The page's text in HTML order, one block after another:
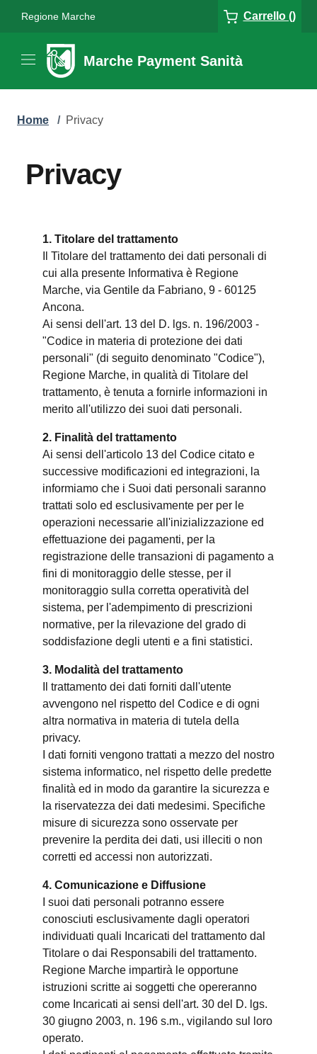
Regione Marche Carrello ()
Marche Payment Sanità
Home / Privacy
Privacy
1. Titolare del trattamento
Il Titolare del trattamento dei dati personali di
cui alla presente Informativa è Regione
Marche, via Gentile da Fabriano, 9 - 60125
Ancona.
Ai sensi dell'art. 13 del D. lgs. n. 196/2003 -
"Codice in materia di protezione dei dati
personali" (di seguito denominato "Codice"),
Regione Marche, in qualità di Titolare del
trattamento, è tenuta a fornirle informazioni in
merito all'utilizzo dei suoi dati personali.
2. Finalità del trattamento
Ai sensi dell'articolo 13 del Codice citato e
successive modificazioni ed integrazioni, la
informiamo che i Suoi dati personali saranno
trattati solo ed esclusivamente per per le
operazioni necessarie all'inizializzazione ed
effettuazione dei pagamenti, per la
registrazione delle transazioni di pagamento a
fini di monitoraggio delle stesse, per il
monitoraggio sulla corretta operatività del
sistema, per l'adempimento di prescrizioni
normative, per la rilevazione del grado di
soddisfazione degli utenti e a fini statistici.
3. Modalità del trattamento
Il trattamento dei dati forniti dall'utente
avvengono nel rispetto del Codice e di ogni
altra normativa in materia di tutela della
privacy.
I dati forniti vengono trattati a mezzo del nostro
sistema informatico, nel rispetto delle predette
finalità ed in modo da garantire la sicurezza e
la riservatezza dei dati medesimi. Specifiche
misure di sicurezza sono osservate per
prevenire la perdita dei dati, usi illeciti o non
corretti ed accessi non autorizzati.
4. Comunicazione e Diffusione
I suoi dati personali potranno essere
conosciuti esclusivamente dagli operatori
individuati quali Incaricati del trattamento dal
Titolare o dai Responsabili del trattamento.
Regione Marche impartirà le opportune
istruzioni scritte ai soggetti che opereranno
come Incaricati ai sensi dell'art. 30 del D. lgs.
30 giugno 2003, n. 196 s.m., vigilando sul loro
operato.